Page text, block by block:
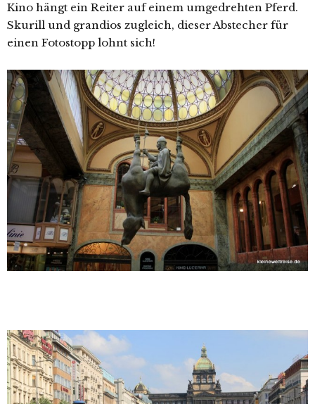
Kino hängt ein Reiter auf einem umgedrehten Pferd.
Skurill und grandios zugleich, dieser Abstecher für
einen Fotostopp lohnt sich!